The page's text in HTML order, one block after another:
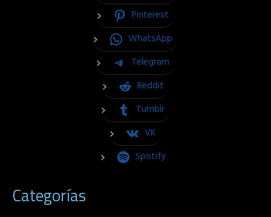
Pinterest
WhatsApp
Telegram
Reddit
Tumblr
VK
Spotify
Categorías